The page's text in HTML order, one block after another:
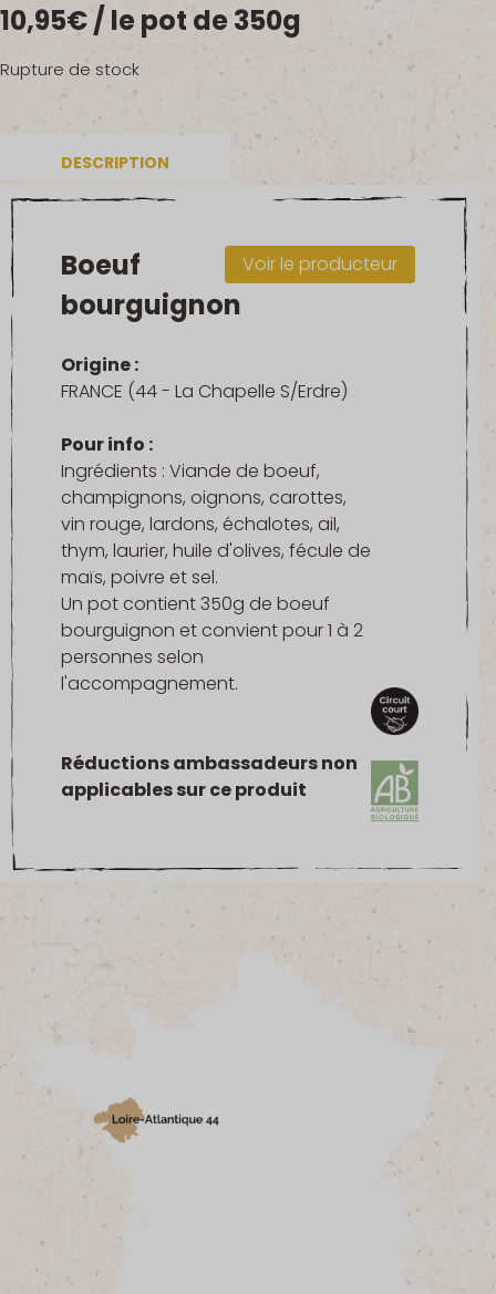
NOS PRODUCTEURS
NOS MARCHÉS
10,95€/ le pot de 350g
Rupture de stock
DESCRIPTION
Voir le producteur
Boeuf
bourguignon
Origine :
FRANCE (44 - La Chapelle S/Erdre)
Pour info :
Ingrédients : Viande de boeuf,
champignons, oignons, carottes,
vin rouge, lardons, échalotes, ail,
thym, laurier, huile d'olives, fécule de
maïs, poivre et sel.
Un pot contient 350g de boeuf
bourguignon et convient pour 1 à 2
personnes selon
l'accompagnement.
Réductions ambassadeurs non
applicables sur ce produit